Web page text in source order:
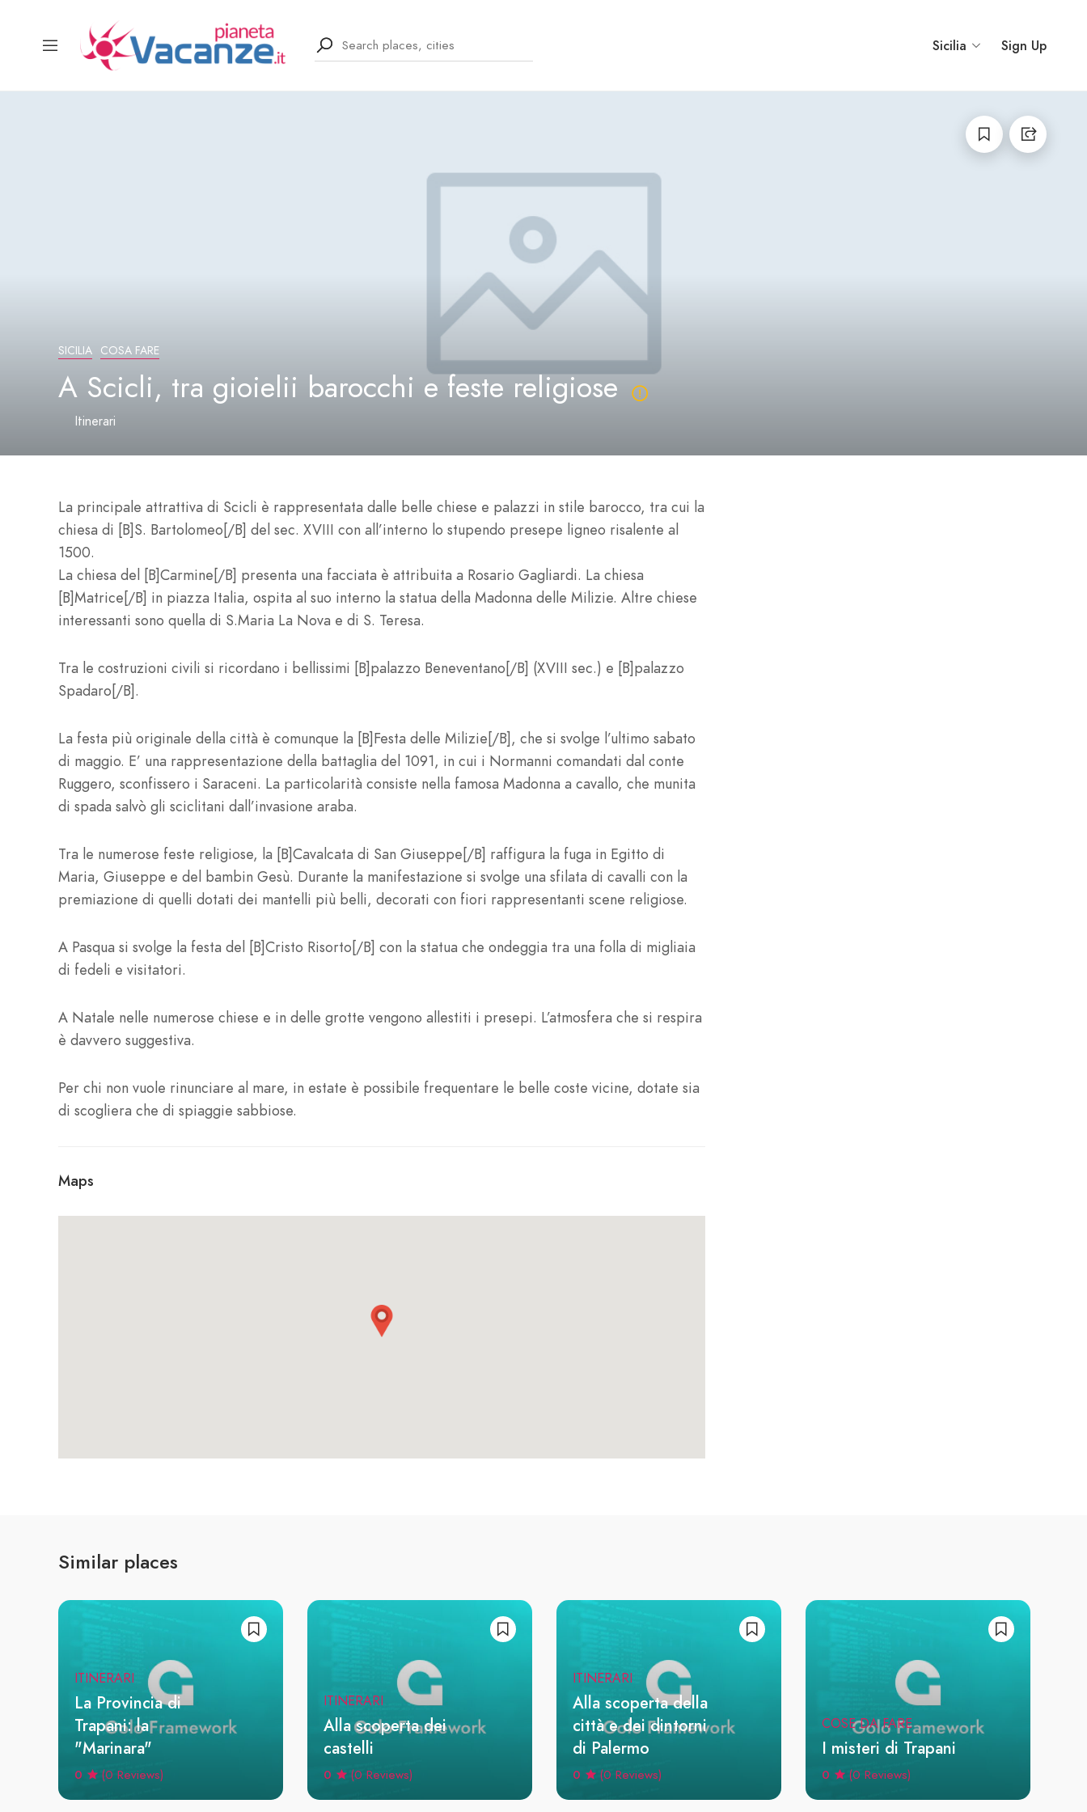
Sicilia Sign Up
SICILIA COSA FARE
A Scicli, tra gioielii barocchi e feste religiose
Itinerari
La principale attrattiva di Scicli è rappresentata dalle belle chiese e palazzi in stile barocco, tra cui la
chiesa di [B]S. Bartolomeo[/B] del sec. XVIII con all’interno lo stupendo presepe ligneo risalente al
1500.
La chiesa del [B]Carmine[/B] presenta una facciata è attribuita a Rosario Gagliardi. La chiesa
[B]Matrice[/B] in piazza Italia, ospita al suo interno la statua della Madonna delle Milizie. Altre chiese
interessanti sono quella di S.Maria La Nova e di S. Teresa.
Tra le costruzioni civili si ricordano i bellissimi [B]palazzo Beneventano[/B] (XVIII sec.) e [B]palazzo
Spadaro[/B].
La festa più originale della città è comunque la [B]Festa delle Milizie[/B], che si svolge l’ultimo sabato
di maggio. E’ una rappresentazione della battaglia del 1091, in cui i Normanni comandati dal conte
Ruggero, sconfissero i Saraceni. La particolarità consiste nella famosa Madonna a cavallo, che munita
di spada salvò gli sciclitani dall’invasione araba.
Tra le numerose feste religiose, la [B]Cavalcata di San Giuseppe[/B] raffigura la fuga in Egitto di
Maria, Giuseppe e del bambin Gesù. Durante la manifestazione si svolge una sfilata di cavalli con la
premiazione di quelli dotati dei mantelli più belli, decorati con fiori rappresentanti scene religiose.
A Pasqua si svolge la festa del [B]Cristo Risorto[/B] con la statua che ondeggia tra una folla di migliaia
di fedeli e visitatori.
A Natale nelle numerose chiese e in delle grotte vengono allestiti i presepi. L’atmosfera che si respira
è davvero suggestiva.
Per chi non vuole rinunciare al mare, in estate è possibile frequentare le belle coste vicine, dotate sia
di scogliera che di spiaggie sabbiose.
Maps
Similar places
ITINERARI
La Provincia di
Trapani: la
"Marinara"
0 (0 Reviews)
ITINERARI
Alla scoperta dei
castelli
0 (0 Reviews)
ITINERARI
Alla scoperta della
città e dei dintorni
di Palermo
0 (0 Reviews)
COSE DA FARE
I misteri di Trapani
0 (0 Reviews)